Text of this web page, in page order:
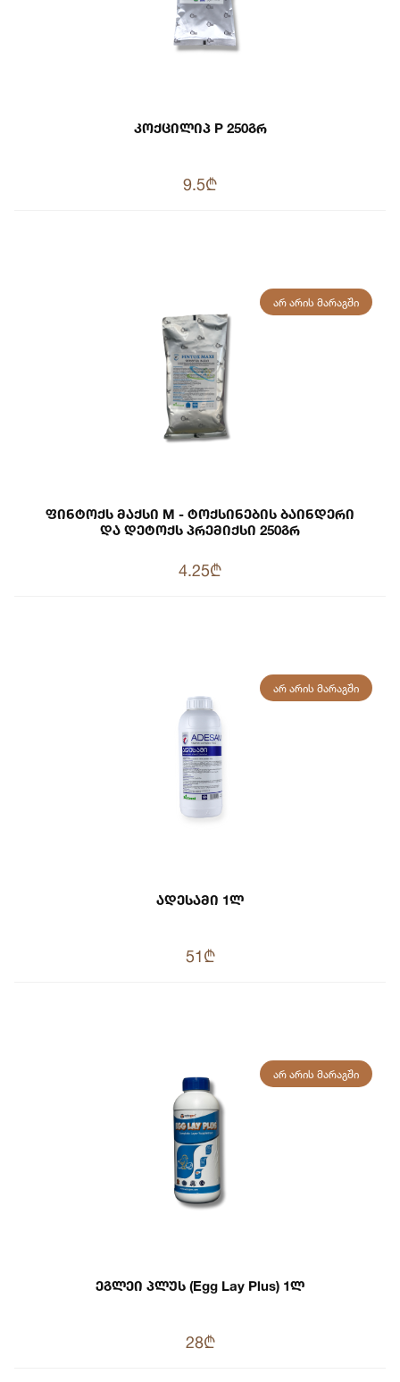
Კოქცილიპ P 250გრ
9.5₾
ᲐᲠ ᲐᲠᲘᲡ ᲛᲐᲠᲐᲒᲨᲘ
Ფინტოქს Მაქსი M - Ტოქსინების Ბაინდერი
Და Დეტოქს Პრემიქსი 250გრ
4.25₾
ᲐᲠ ᲐᲠᲘᲡ ᲛᲐᲠᲐᲒᲨᲘ
Ადესამი 1ლ
51₾
ᲐᲠ ᲐᲠᲘᲡ ᲛᲐᲠᲐᲒᲨᲘ
Ეგლეი Პლუს (Egg Lay Plus) 1ლ
28₾